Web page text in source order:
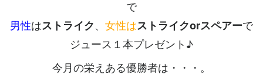
で
男性はストライク、 女性はストライクorスペアーで
ジュース１本プレゼント♪
今月の栄えある優勝者は・・・。